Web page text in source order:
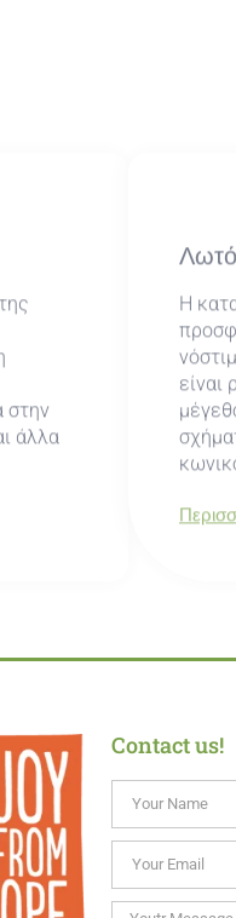
στην
άλλα
Η
είναι
Contact us!